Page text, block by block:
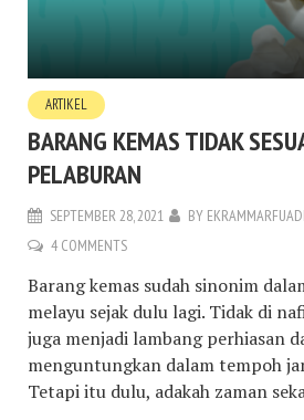
ARTIKEL
BARANG KEMAS TIDAK
PELABURAN
SEPTEMBER 28, 2021 BY EKRAMMARFUADI
4 COMMENTS
Barang kemas sudah sinonim
melayu sejak dulu lagi. Tidak di
juga menjadi lambang perhiasan
menguntungkan dalam tempoh
Tetapi itu dulu, adakah zaman